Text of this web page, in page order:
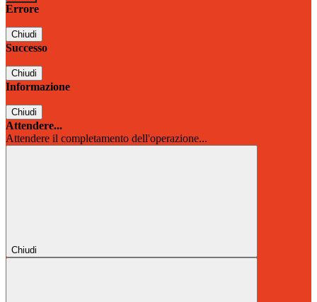
Errore
Chiudi
Successo
Chiudi
Informazione
Chiudi
Attendere...
Attendere il completamento dell'operazione...
Chiudi